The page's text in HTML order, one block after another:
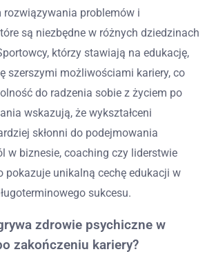
rozwiązywania problemów i
są niezbędne w różnych dziedzinach
którzy stawiają na edukację,
szerszymi możliwościami kariery, co
do radzenia sobie z życiem po
wskazują, że wykształceni
skłonni do podejmowania
w biznesie, coaching czy liderstwie
pokazuje unikalną cechę edukacji w
sukcesu.
zdrowie psychiczne w
zakończeniu kariery?